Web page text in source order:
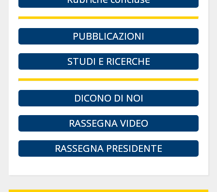
PUBBLICAZIONI
STUDI E RICERCHE
DICONO DI NOI
RASSEGNA VIDEO
RASSEGNA PRESIDENTE